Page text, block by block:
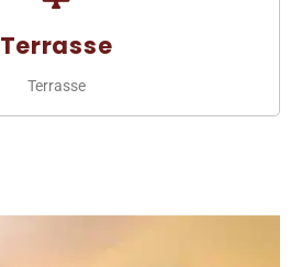
Terrasse
Terrasse